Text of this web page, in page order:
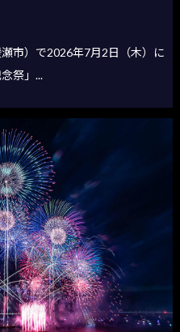
市）で2026年7月2日（木）に
祭」...